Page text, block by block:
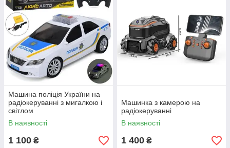
Машина поліція України на
радіокеруванні з мигалкою і
світлом
В наявності
1 100 ₴
Машинка з камерою на
радіокеруванні
В наявності
1 400 ₴